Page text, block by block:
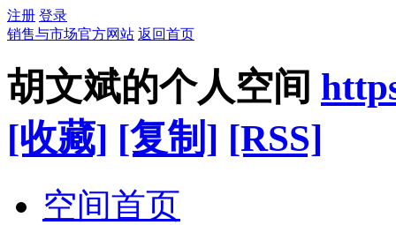
注册 登录
销售与市场官方网站 返回首页
胡文斌的个人空间
[收藏] [复制] [RSS]
空间首页